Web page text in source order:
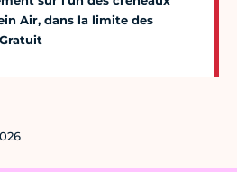
Air, dans la limite des